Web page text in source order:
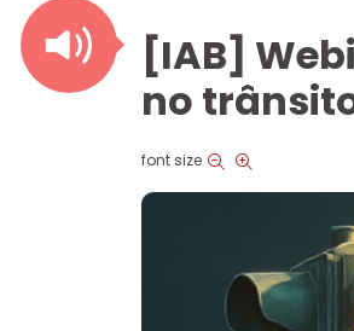
[IAB]
no
font size